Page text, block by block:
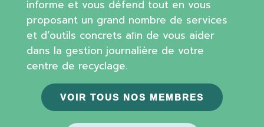
informe et vous défend tout en vous
proposant un grand nombre de services
et d’outils concrets aﬁn de vous aider
dans la gestion journalière de votre
centre de recyclage.
VOIR TOUS NOS MEMBRES